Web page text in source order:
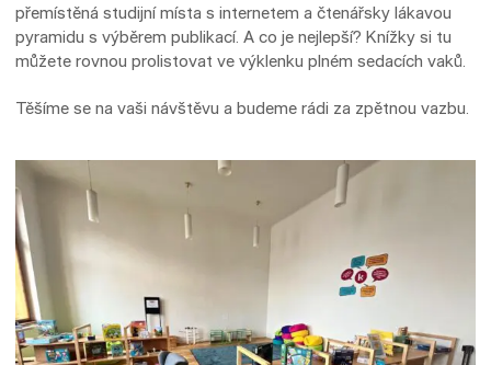
přemístěná studijní místa s internetem a čtenářsky lákavou
pyramidu s výběrem publikací. A co je nejlepší? Knížky si tu
můžete rovnou prolistovat ve výklenku plném sedacích vaků.
Těšíme se na vaši návštěvu a budeme rádi za zpětnou vazbu.